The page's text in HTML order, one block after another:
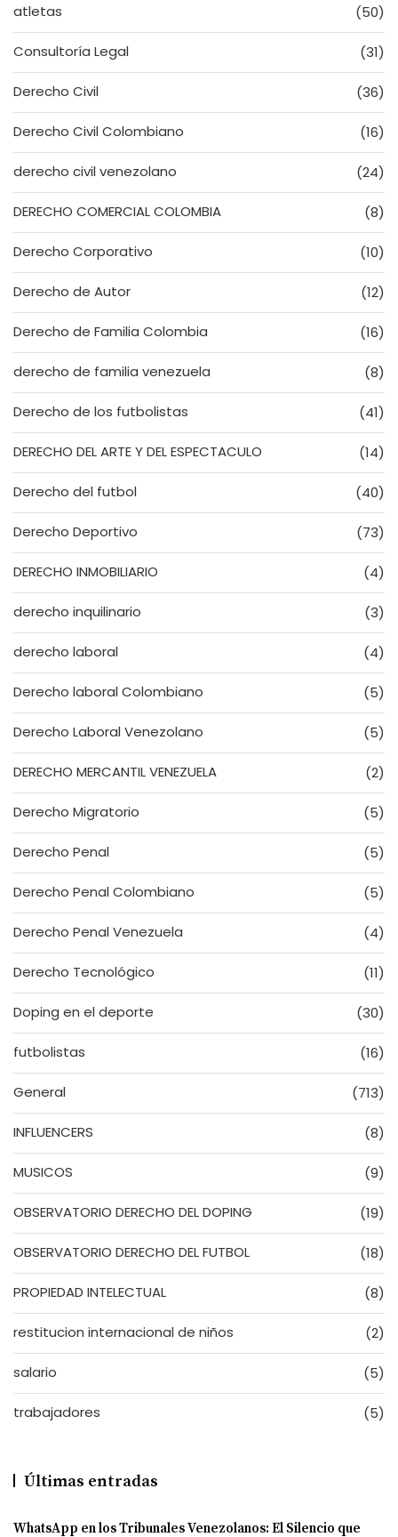
atletas (50)
Consultoría Legal (31)
Derecho Civil (36)
Derecho Civil Colombiano (16)
derecho civil venezolano (24)
DERECHO COMERCIAL COLOMBIA (8)
Derecho Corporativo (10)
Derecho de Autor (12)
Derecho de Familia Colombia (16)
derecho de familia venezuela (8)
Derecho de los futbolistas (41)
DERECHO DEL ARTE Y DEL ESPECTACULO (14)
Derecho del futbol (40)
Derecho Deportivo (73)
DERECHO INMOBILIARIO (4)
derecho inquilinario (3)
derecho laboral (4)
Derecho laboral Colombiano (5)
Derecho Laboral Venezolano (5)
DERECHO MERCANTIL VENEZUELA (2)
Derecho Migratorio (5)
Derecho Penal (5)
Derecho Penal Colombiano (5)
Derecho Penal Venezuela (4)
Derecho Tecnológico (11)
Doping en el deporte (30)
futbolistas (16)
General (713)
INFLUENCERS (8)
MUSICOS (9)
OBSERVATORIO DERECHO DEL DOPING (19)
OBSERVATORIO DERECHO DEL FUTBOL (18)
PROPIEDAD INTELECTUAL (8)
restitucion internacional de niños (2)
salario (5)
trabajadores (5)
Últimas entradas
WhatsApp en los Tribunales Venezolanos: El Silencio que